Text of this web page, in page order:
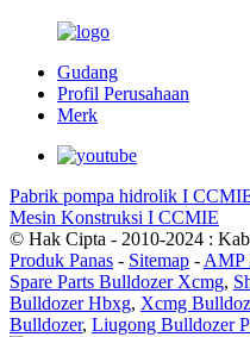
Gudang
Profil Perusahaan
Merk
Pabrik pompa hidrolik I
Mesin Konstruksi I CCMIE
© Hak Cipta - 2010-2024 :
Produk Panas - Sitemap - AMP
Spare Parts Bulldozer Xcmg,
Bulldozer Hbxg, Xcmg
Bulldozer, Liugong Bulldozer